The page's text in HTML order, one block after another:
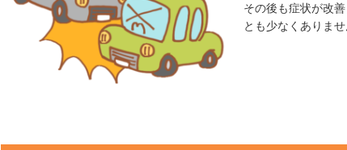
その後も症状が改
とも少なくありませ